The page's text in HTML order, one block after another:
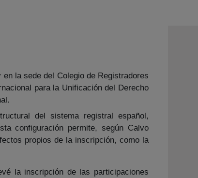
la sede del Colegio de Registradores
para la Unificación del Derecho
del sistema registral español,
configuración permite, según Calvo
propios de la inscripción, como la
la inscripción de las participaciones